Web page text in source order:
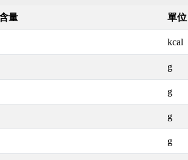
量 單位
kcal
g
g
g
g